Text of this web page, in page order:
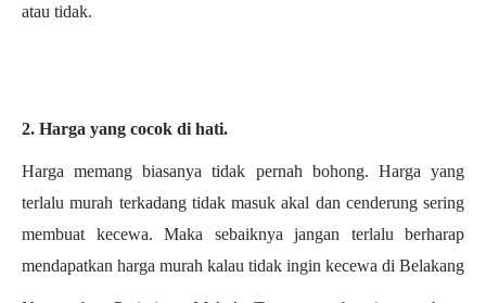
atau tidak.
2. Harga yang cocok di hati.
Harga memang biasanya tidak pernah bohong. Harga yang
terlalu murah terkadang tidak masuk akal dan cenderung sering
membuat kecewa. Maka sebaiknya jangan terlalu berharap
mendapatkan harga murah kalau tidak ingin kecewa di Belakang